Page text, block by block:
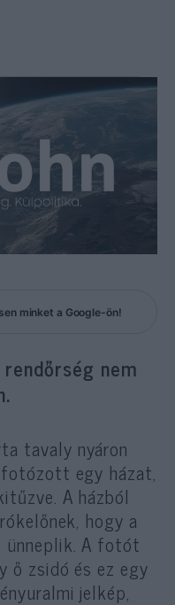
minket a Google-ön!
nem
tavaly nyáron
egy házat,
A házból
hogy a
A fotót
zsidó és ez egy
jelkép,